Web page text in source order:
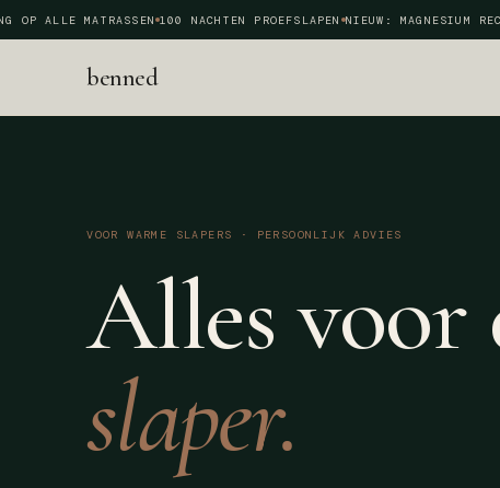
ALLE MATRASSEN 100 NACHTEN PROEFSLAPEN NIEUW: MAGNESIUM
benned
VOOR WARME SLAPERS · PERSOONLIJK ADVIES
Alles voor
slaper.